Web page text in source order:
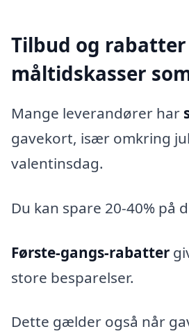
Tilbud og rabatter
måltidskasser
Mange leverandører har
gavekort, især omkring
valentinsdag.
Du kan spare 20-40% på
Første-gangs-rabatter
store besparelser.
Dette gælder også når